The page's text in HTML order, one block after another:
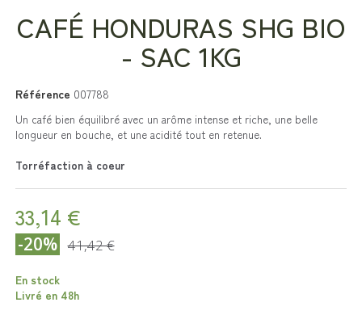
CAFÉ HONDURAS SHG BIO
- SAC 1KG
Référence 007788
Un café bien équilibré avec un arôme intense et riche, une belle
longueur en bouche, et une acidité tout en retenue.
Torréfaction à coeur
33,14 €
-20% 41,42 €
En stock
Livré en 48h